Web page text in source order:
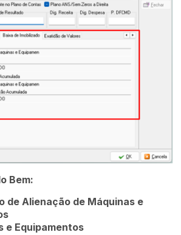
Bem:
de Alienação de Máquinas e
e Equipamentos